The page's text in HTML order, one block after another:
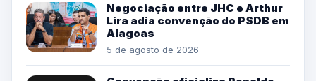
Negociação entre JHC e Arthur
Lira adia convenção do PSDB em
Alagoas
5 de agosto de 2026